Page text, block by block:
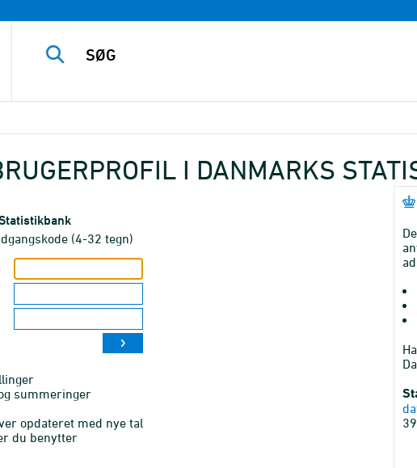
I DANMARKS
(4-32 tegn)
summeringer
opdateret med nye tal
du benytter